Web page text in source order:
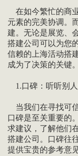
在如今繁忙的商
元素的完美协调。
建。无论是展览、
搭建公司可以为您
信赖的上海活动搭
成为了决策的关键。
1.口碑：听听别
当我们在寻找可
口碑是至关重要的
求建议，了解他们
搭建公司。口碑往
提供宝贵的参考意